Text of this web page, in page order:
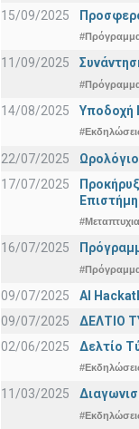
15/09/2025
11/09/2025
14/08/2025 Υποδοχή
22/07/2025
17/07/2025
16/07/2025
09/07/2025
AI
09/07/2025
ΔΕΛΤΙΟ
02/06/2025
Δελτίο
11/03/2025